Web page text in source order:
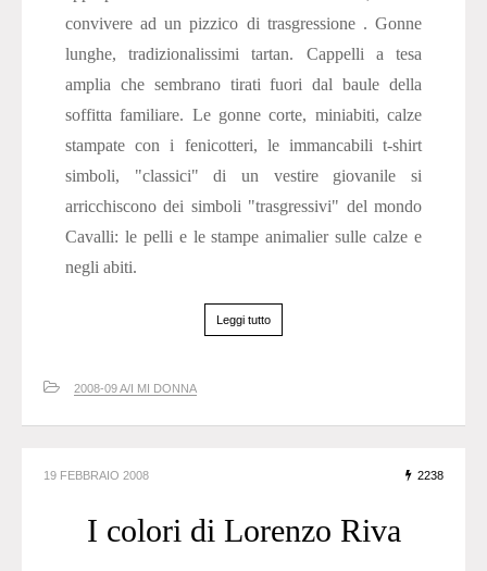
convivere ad un pizzico di trasgressione . Gonne
lunghe, tradizionalissimi tartan. Cappelli a tesa
amplia che sembrano tirati fuori dal baule della
soffitta familiare. Le gonne corte, miniabiti, calze
stampate con i fenicotteri, le immancabili t-shirt
simboli, "classici" di un vestire giovanile si
arricchiscono dei simboli "trasgressivi" del mondo
Cavalli: le pelli e le stampe animalier sulle calze e
negli abiti.
Leggi tutto
2008-09 A/I MI DONNA
19 FEBBRAIO 2008 2238
I colori di Lorenzo Riva